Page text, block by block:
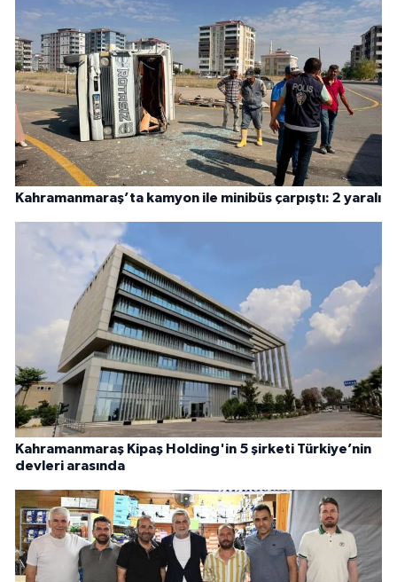
Kahramanmaraş’ta kamyon ile minibüs çarpıştı: 2 yaralı
Kahramanmaraş Kipaş Holding'in 5 şirketi Türkiye’nin
devleri arasında